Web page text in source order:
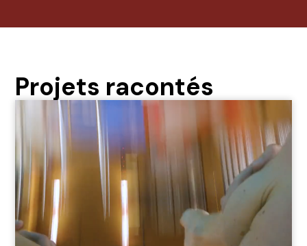
Projets racontés